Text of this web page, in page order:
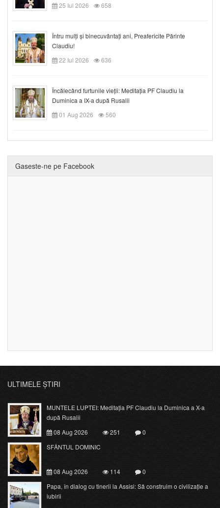
25 Iul 2026
658
Întru mulți și binecuvântați ani, Preafericite Părinte
Claudiu!
22 Iul 2026
636
Încălecând furtunile vieții: Meditația PF Claudiu la
Duminica a IX-a după Rusalii
01 Aug 2026
560
Gaseste-ne pe Facebook
ULTIMELE ȘTIRI
MUNTELE LUPTEI: Meditația PF Claudiu la Duminica a X-a
după Rusalii
08 Aug 2026
251
0
SFÂNTUL DOMINIC
08 Aug 2026 114
0
Papa, în dialog cu tinerii la Assisi: Să construim o civilizație a
iubirii